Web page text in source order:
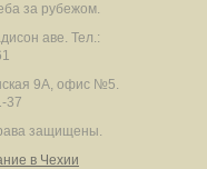
за рубежом.
аве. Тел.:
9А, офис №5.
37
защищены.
в Чехии